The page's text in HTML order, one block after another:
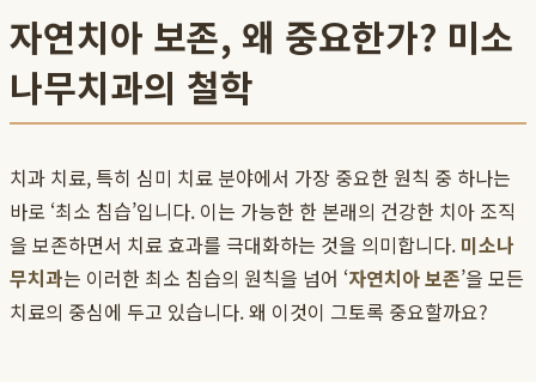
자연치아 보존, 왜 중요한가? 미소
나무치과의 철학
치과 치료, 특히 심미 치료 분야에서 가장 중요한 원칙 중 하나는
바로 ‘최소 침습’입니다. 이는 가능한 한 본래의 건강한 치아 조직
을 보존하면서 치료 효과를 극대화하는 것을 의미합니다. 미소나
무치과는 이러한 최소 침습의 원칙을 넘어 ‘자연치아 보존’을 모든
치료의 중심에 두고 있습니다. 왜 이것이 그토록 중요할까요?